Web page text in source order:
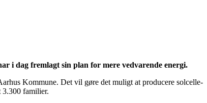
i dag fremlagt sin plan for mere vedvarende energi.
Kommune. Det vil gøre det muligt at producere solcelle-
familier.